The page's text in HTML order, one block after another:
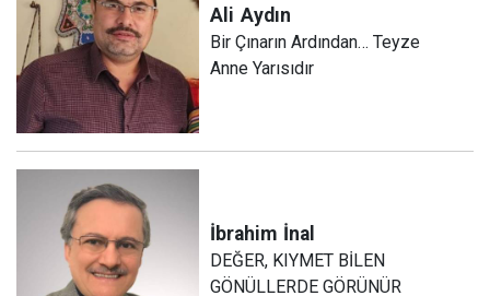
Ali Aydın
Bir Çınarın Ardından… Teyze
Anne Yarısıdır
İbrahim İnal
DEĞER, KIYMET BİLEN
GÖNÜLLERDE GÖRÜNÜR